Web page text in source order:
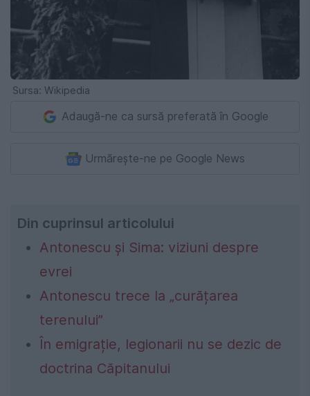
Sursa: Wikipedia
Adaugă-ne ca sursă preferată în Google
Urmărește-ne pe Google News
Din cuprinsul articolului
Antonescu și Sima: viziuni despre
evrei
Antonescu trece la „curățarea
terenului”
În emigrație, legionarii nu se dezic de
doctrina Căpitanului